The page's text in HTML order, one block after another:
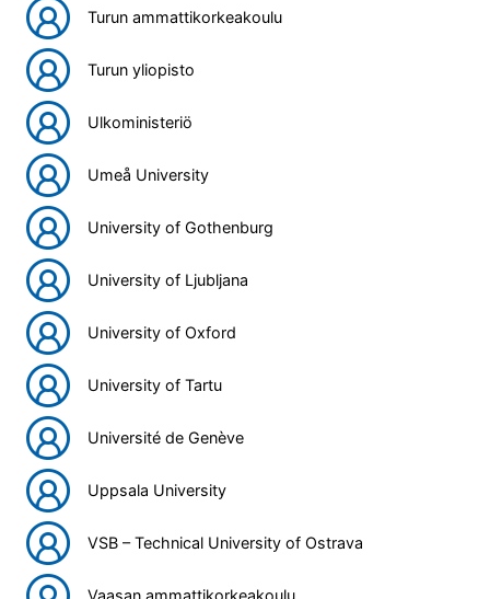
Turun ammattikorkeakoulu
Turun yliopisto
Ulkoministeriö
Umeå University
University of Gothenburg
University of Ljubljana
University of Oxford
University of Tartu
Université de Genève
Uppsala University
VSB – Technical University of Ostrava
Vaasan ammattikorkeakoulu